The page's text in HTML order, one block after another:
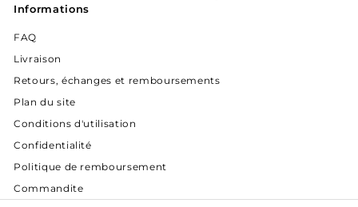
Informations
FAQ
Livraison
Retours, échanges et remboursements
Plan du site
Conditions d'utilisation
Confidentialité
Politique de remboursement
Commandite